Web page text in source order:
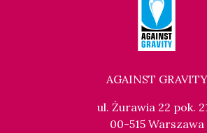
AGAINST GRAVITY
ul. Żurawia 22 pok.
00-515 Warszawa